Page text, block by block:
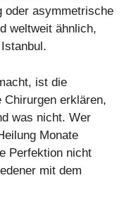
oder asymmetrische
weltweit ähnlich,
ist die
erklären,
was nicht. Wer
Monate
Perfektion nicht
mit dem